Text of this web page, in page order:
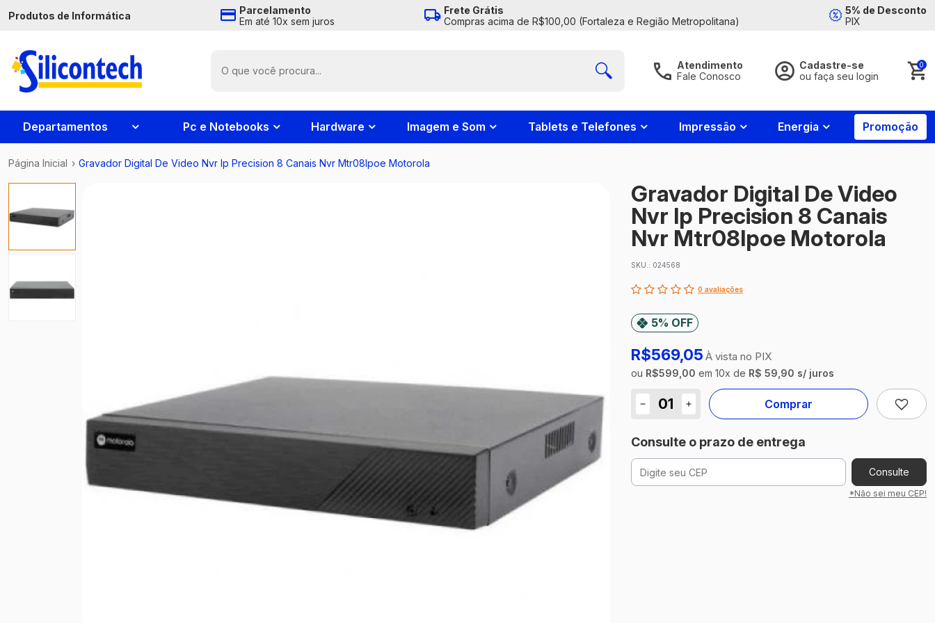
Produtos de Informática
Parcelamento
Em até 10x sem juros
Frete Grátis
Compras acima de R$100,00 (Fortaleza e Região Metropolitana)
5% de Desconto
PIX
Atendimento
Fale Conosco
Conosco
Whatsapp
Contato
854008-
7788
Horário de
das 8:00h às
sábados das
9:00h às
Exceto
feriados
nacionais
Sobre Nós
Cadastre-se
ou faça seu login
Entrar
0
Departamentos Pc e Notebooks Hardware Imagem e Som Tablets e Telefones Impressão Energia Promoção
Página Inicial › Gravador Digital De Video Nvr Ip Precision 8 Canais Nvr Mtr08Ipoe Motorola
Gravador Digital De Video
Nvr Ip Precision 8 Canais
Nvr Mtr08Ipoe Motorola
SKU.: 024568
0 avaliações
R$569,05 À vista no PIX
5% OFF
ou R$599,00 em 10x de R$ 59,90 s/ juros
Comprar
Consulte o prazo de entrega
Consulte
*Não sei meu CEP!